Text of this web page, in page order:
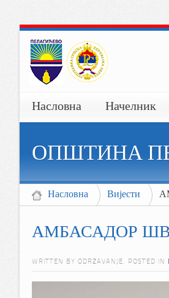
Насловна Начелник
ОПШТИНА
Насловна Вијести
АМБАСАДОР
WRITTEN BY ODRZAVANJE. POSTED IN